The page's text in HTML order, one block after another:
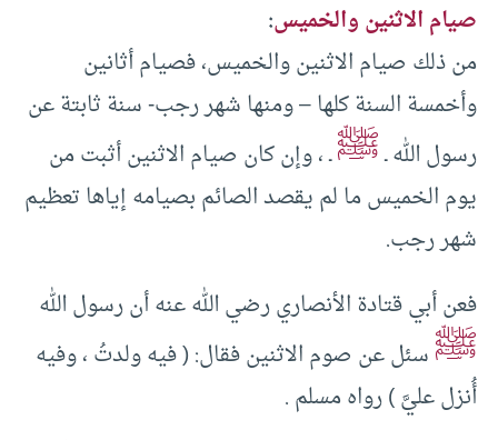
صيام الاثنين والخميس:
من ذلك صيام الاثنين والخميس، فصيام أثانين
وأخمسة السنة كلها – ومنها شهر رجب- سنة ثابتة عن
رسول الله ـﷺـ ، وإن كان صيام الاثنين أثبت من
يوم الخميس ما لم يقصد الصائم بصيامه إياها تعظيم
شهر رجب.
فعن أبي قتادة الأنصاري رضي الله عنه أن رسول الله
ﷺسئل عن صوم الاثنين فقال: ( فيه ولدتُ ، وفيه
أُنزل عليَّ ) رواه مسلم .